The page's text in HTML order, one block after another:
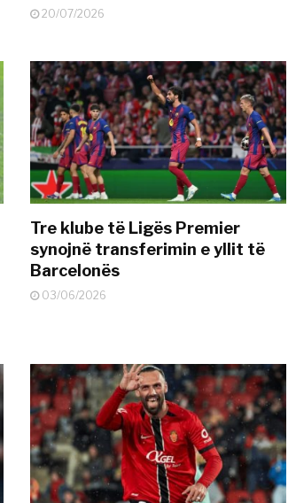
20/07/2026
Tre klube të Ligës Premier
synojnë transferimin e yllit të
Barcelonës
03/06/2026